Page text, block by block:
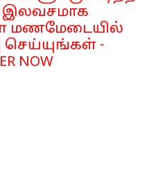
மணமேடையில்
செய்யுங்கள் -
NOW